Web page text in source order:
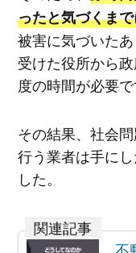
ったと気づくま
被害に気づいた
受けた役所から
度の時間が必要で
その結果、社会
行う業者は手に
した。